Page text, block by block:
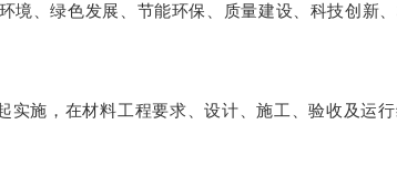
、绿色发展、节能环保、质量建设、科技创新
施，在材料工程要求、设计、施工、验收及运